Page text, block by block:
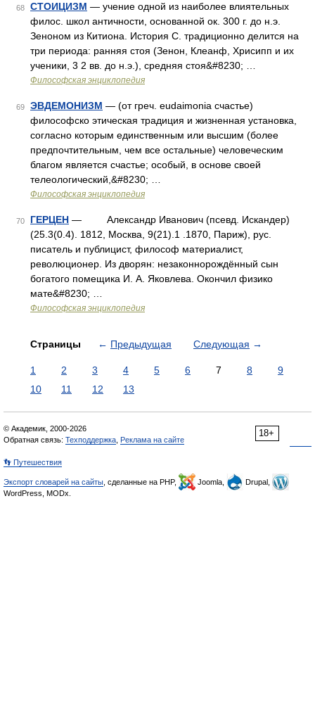
68 СТОИЦИЗМ — учение одной из наиболее влиятельных
филос. школ античности, основанной ок. 300 г. до н.э.
Зеноном из Китиона. История С. традиционно делится на
три периода: ранняя стоя (Зенон, Клеанф, Хрисипп и их
ученики, 3 2 вв. до н.э.), средняя стоя&#8230; …
Философская энциклопедия
69 ЭВДЕМОНИЗМ — (от греч. eudaimonia счастье)
философско этическая традиция и жизненная установка,
согласно которым единственным или высшим (более
предпочтительным, чем все остальные) человеческим
благом является счастье; особый, в основе своей
телеологический,&#8230; …
Философская энциклопедия
70 ГЕРЦЕН — Александр Иванович (псевд. Искандер)
(25.3(0.4). 1812, Москва, 9(21).1 .1870, Париж), рус.
писатель и публицист, философ материалист,
революционер. Из дворян: незаконнорождённый сын
богатого помещика И. А. Яковлева. Окончил физико
мате&#8230; …
Философская энциклопедия
Страницы ← Предыдущая Следующая →
1 2 3 4 5 6 7 8
9
10
11 12 13
18+
© Академик, 2000-2026
Обратная связь: Техподдержка Реклама на сайте
👣 Путешествия
Экспорт словарей на сайты , сделанные на PHP, Joomla,
Drupal,
WordPress, MODx.